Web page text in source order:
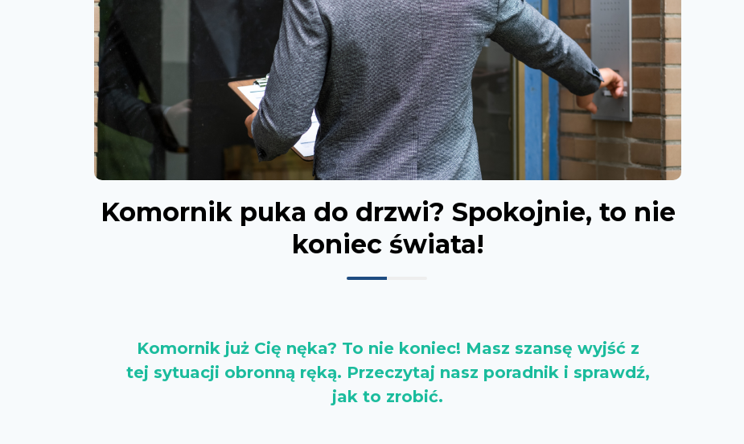
Komornik puka do drzwi? Spokojnie, to nie
koniec świata!
Komornik już Cię nęka? To nie koniec! Masz szansę wyjść z
tej sytuacji obronną ręką. Przeczytaj nasz poradnik i sprawdź,
jak to zrobić.